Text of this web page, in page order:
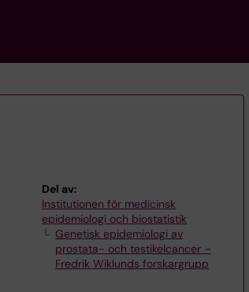
Del av:
Institutionen för medicinsk
epidemiologi och biostatistik
Genetisk epidemiologi av
prostata- och testikelcancer –
Fredrik Wiklunds forskargrupp